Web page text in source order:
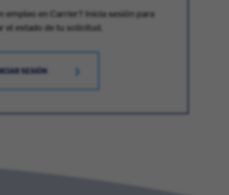
empleo en Carrier? Inicia sesión para
el estado de tu solicitud.
SESIÓN